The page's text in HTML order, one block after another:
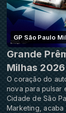
GP São Paulo
Grande
Milhas 2026
O coração do
nova para pulsar
Cidade de São
Marketing,